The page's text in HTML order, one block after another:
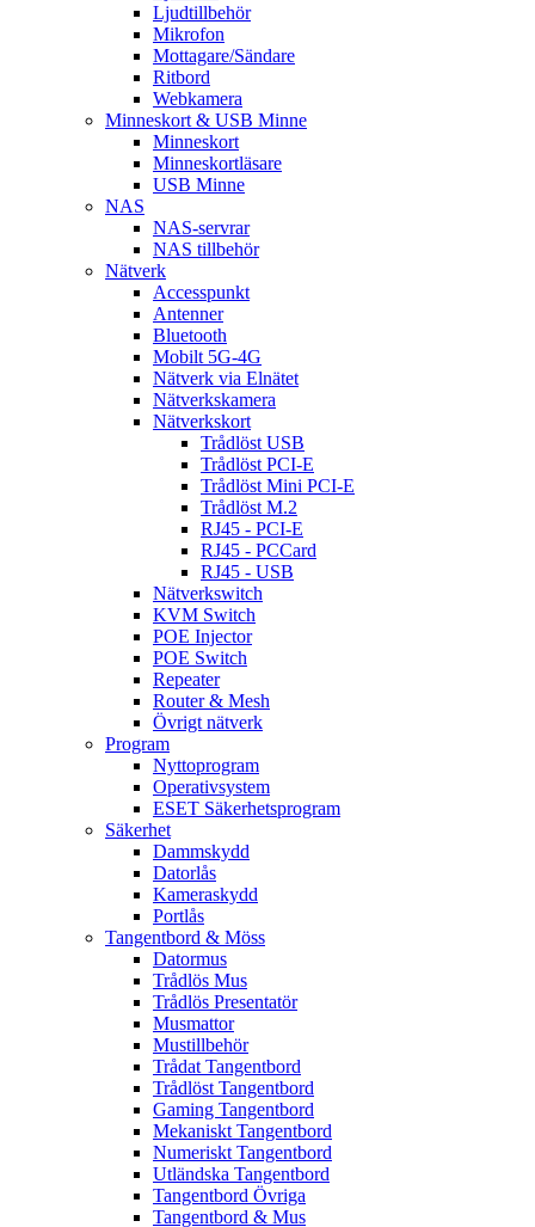
Ljudtillbehör
Mikrofon
Mottagare/Sändare
Ritbord
Webkamera
Minneskort & USB Minne
Minneskort
Minneskortläsare
USB Minne
NAS
NAS-servrar
NAS tillbehör
Nätverk
Accesspunkt
Antenner
Bluetooth
Mobilt 5G-4G
Nätverk via Elnätet
Nätverkskamera
Nätverkskort
Trådlöst USB
Trådlöst PCI-E
Trådlöst Mini PCI-E
Trådlöst M.2
RJ45 - PCI-E
RJ45 - PCCard
RJ45 - USB
Nätverkswitch
KVM Switch
POE Injector
POE Switch
Repeater
Router & Mesh
Övrigt nätverk
Program
Nyttoprogram
Operativsystem
ESET Säkerhetsprogram
Säkerhet
Dammskydd
Datorlås
Kameraskydd
Portlås
Tangentbord & Möss
Datormus
Trådlös Mus
Trådlös Presentatör
Musmattor
Mustillbehör
Trådat Tangentbord
Trådlöst Tangentbord
Gaming Tangentbord
Mekaniskt Tangentbord
Numeriskt Tangentbord
Utländska Tangentbord
Tangentbord Övriga
Tangentbord & Mus